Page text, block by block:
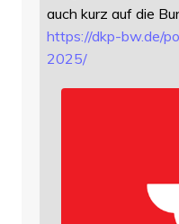
auch kurz auf die
https://dkp-bw.de/
2025/